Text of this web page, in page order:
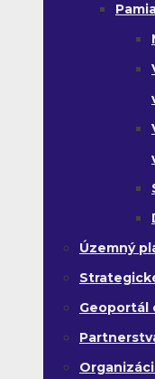
Územný
Geoportál